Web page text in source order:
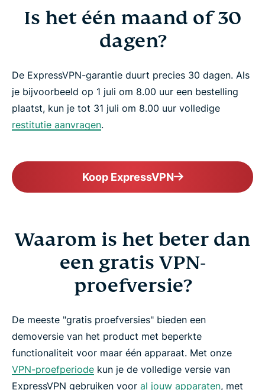
Is het één maand of 30
dagen?
De ExpressVPN-garantie duurt precies 30 dagen. Als
je bijvoorbeeld op 1 juli om 8.00 uur een bestelling
plaatst, kun je tot 31 juli om 8.00 uur volledige
restitutie aanvragen.
Koop ExpressVPN
Waarom is het beter dan
een gratis VPN-
proefversie?
De meeste "gratis proefversies" bieden een
demoversie van het product met beperkte
functionaliteit voor maar één apparaat. Met onze
VPN-proefperiode kun je de volledige versie van
ExpressVPN gebruiken voor al jouw apparaten, met